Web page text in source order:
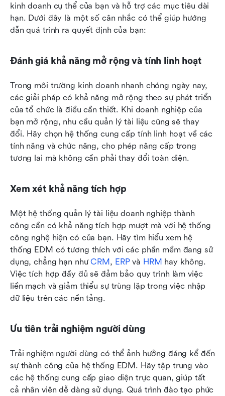
kinh doanh cụ thể của bạn và hỗ trợ các mục tiêu dài
hạn. Dưới đây là một số cân nhắc có thể giúp hướng
dẫn quá trình ra quyết định của bạn:
Đánh giá khả năng mở rộng và tính linh hoạt
Trong môi trường kinh doanh nhanh chóng ngày nay,
các giải pháp có khả năng mở rộng theo sự phát triển
của tổ chức là điều cần thiết. Khi doanh nghiệp của
bạn mở rộng, nhu cầu quản lý tài liệu cũng sẽ thay
đổi. Hãy chọn hệ thống cung cấp tính linh hoạt về các
tính năng và chức năng, cho phép nâng cấp trong
tương lai mà không cần phải thay đổi toàn diện.
Xem xét khả năng tích hợp
Một hệ thống quản lý tài liệu doanh nghiệp thành
công cần có khả năng tích hợp mượt mà với hệ thống
công nghệ hiện có của bạn. Hãy tìm hiểu xem hệ
thống EDM có tương thích với các phần mềm đang sử
dụng, chẳng hạn như CRM, ERP và HRM hay không.
Việc tích hợp đầy đủ sẽ đảm bảo quy trình làm việc
liền mạch và giảm thiểu sự trùng lặp trong việc nhập
dữ liệu trên các nền tảng.
Ưu tiên trải nghiệm người dùng
Trải nghiệm người dùng có thể ảnh hưởng đáng kể đến
sự thành công của hệ thống EDM. Hãy tập trung vào
các hệ thống cung cấp giao diện trực quan, giúp tất
cả nhân viên dễ dàng sử dụng. Quá trình đào tạo phức